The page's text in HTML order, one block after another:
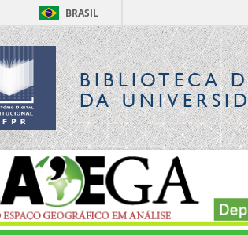
BRASIL
BIBLIOTECA
DA